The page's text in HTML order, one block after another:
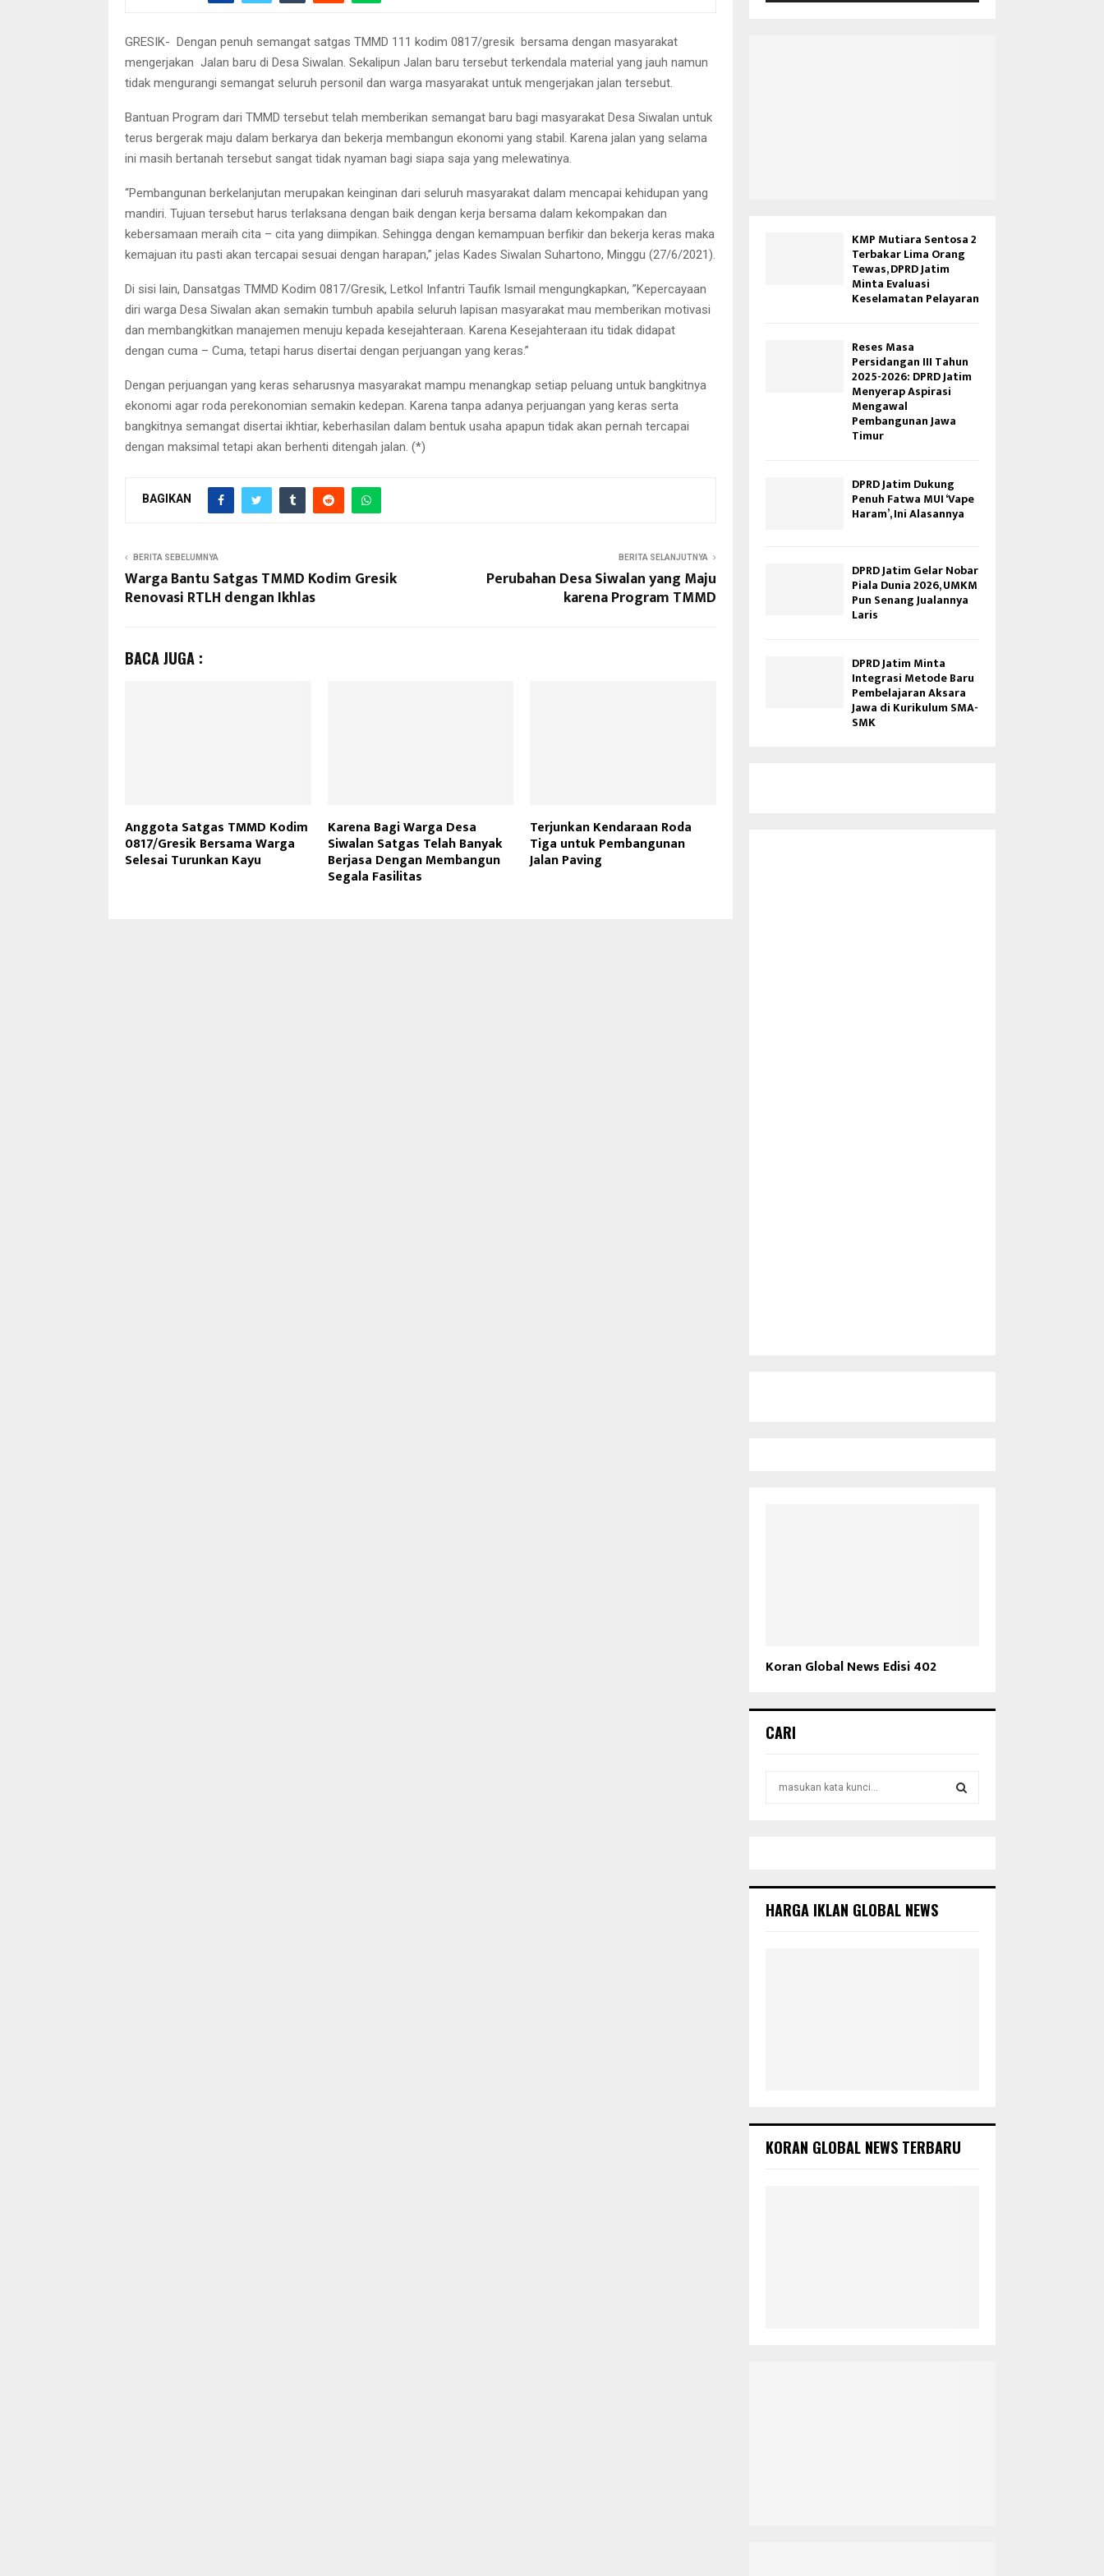
GRESIK- Dengan penuh semangat satgas TMMD 111 kodim 0817/gresik bersama dengan masyarakat
mengerjakan Jalan baru di Desa Siwalan. Sekalipun Jalan baru tersebut terkendala material yang jauh namun
tidak mengurangi semangat seluruh personil dan warga masyarakat untuk mengerjakan jalan tersebut.
Bantuan Program dari TMMD tersebut telah memberikan semangat baru bagi masyarakat Desa Siwalan untuk
terus bergerak maju dalam berkarya dan bekerja membangun ekonomi yang stabil. Karena jalan yang selama
ini masih bertanah tersebut sangat tidak nyaman bagi siapa saja yang melewatinya.
“Pembangunan berkelanjutan merupakan keinginan dari seluruh masyarakat dalam mencapai kehidupan yang
mandiri. Tujuan tersebut harus terlaksana dengan baik dengan kerja bersama dalam kekompakan dan
kebersamaan meraih cita – cita yang diimpikan. Sehingga dengan kemampuan berfikir dan bekerja keras maka
kemajuan itu pasti akan tercapai sesuai dengan harapan,” jelas Kades Siwalan Suhartono, Minggu (27/6/2021).
Di sisi lain, Dansatgas TMMD Kodim 0817/Gresik, Letkol Infantri Taufik Ismail mengungkapkan, ”Kepercayaan
diri warga Desa Siwalan akan semakin tumbuh apabila seluruh lapisan masyarakat mau memberikan motivasi
dan membangkitkan manajemen menuju kepada kesejahteraan. Karena Kesejahteraan itu tidak didapat
dengan cuma – Cuma, tetapi harus disertai dengan perjuangan yang keras.”
Dengan perjuangan yang keras seharusnya masyarakat mampu menangkap setiap peluang untuk bangkitnya
ekonomi agar roda perekonomian semakin kedepan. Karena tanpa adanya perjuangan yang keras serta
bangkitnya semangat disertai ikhtiar, keberhasilan dalam bentuk usaha apapun tidak akan pernah tercapai
dengan maksimal tetapi akan berhenti ditengah jalan. (*)
BAGIKAN
BERITA SEBELUMNYA
Warga Bantu Satgas TMMD Kodim Gresik
Renovasi RTLH dengan Ikhlas
BERITA SELANJUTNYA
Perubahan Desa Siwalan yang Maju
karena Program TMMD
BACA JUGA :
Anggota Satgas TMMD Kodim
0817/Gresik Bersama Warga
Selesai Turunkan Kayu
Karena Bagi Warga Desa
Siwalan Satgas Telah Banyak
Berjasa Dengan Membangun
Segala Fasilitas
Terjunkan Kendaraan Roda
Tiga untuk Pembangunan
Jalan Paving
KMP Mutiara Sentosa 2
Terbakar Lima Orang
Tewas, DPRD Jatim
Minta Evaluasi
Keselamatan Pelayaran
Reses Masa
Persidangan III Tahun
2025-2026: DPRD Jatim
Menyerap Aspirasi
Mengawal
Pembangunan Jawa
Timur
DPRD Jatim Dukung
Penuh Fatwa MUI ‘Vape
Haram’, Ini Alasannya
DPRD Jatim Gelar Nobar
Piala Dunia 2026, UMKM
Pun Senang Jualannya
Laris
DPRD Jatim Minta
Integrasi Metode Baru
Pembelajaran Aksara
Jawa di Kurikulum SMA-
SMK
Koran Global News Edisi 402
CARI
r
A
HARGA IKLAN GLOBAL NEWS
KORAN GLOBAL NEWS TERBARU